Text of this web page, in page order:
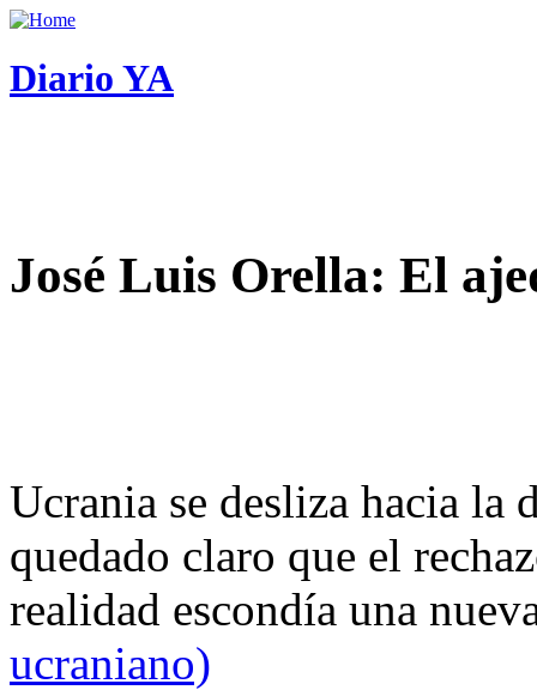
Diario YA
José Luis Orella: El
Ucrania se desliza hacia
quedado claro que el
realidad escondía una
ucraniano)